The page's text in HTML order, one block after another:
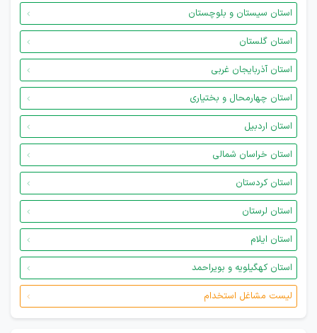
استان سیستان و بلوچستان
استان گلستان
استان آذربایجان غربی
استان چهارمحال و بختیاری
استان اردبیل
استان خراسان شمالی
استان کردستان
استان لرستان
استان ایلام
استان کهگیلویه و بویراحمد
لیست مشاغل استخدام